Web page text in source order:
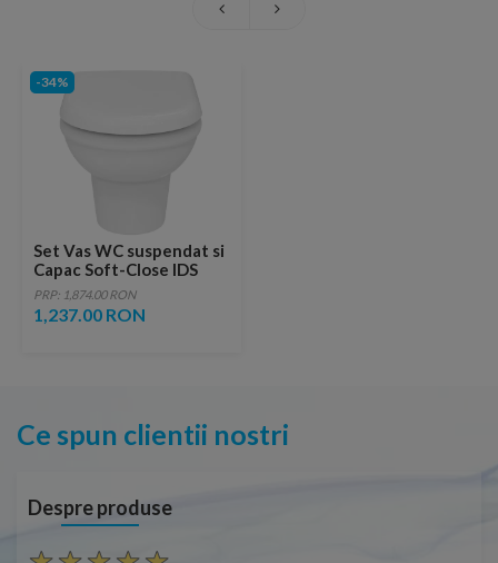
-34%
Set Vas WC suspendat si
Capac Soft-Close IDS
Exacto, alb
PRP: 1,874.00 RON
1,237.00 RON
Ce spun clientii nostri
Despre produse